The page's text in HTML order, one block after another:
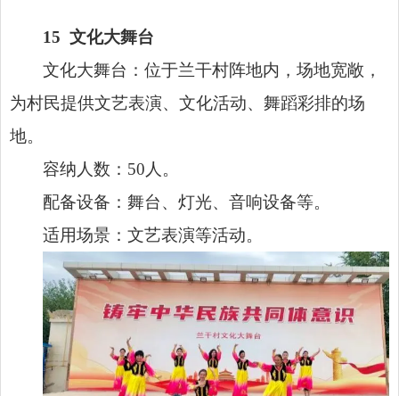
15文化大舞台
文化大舞台：位于兰干村阵地内，场地宽敞，
为村民提供文艺表演、文化活动、舞蹈彩排的场
地。
容纳人数：50人。
配备设备：舞台、灯光、音响设备等。
适用场景：文艺表演等活动。